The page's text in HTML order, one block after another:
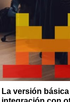
La versión